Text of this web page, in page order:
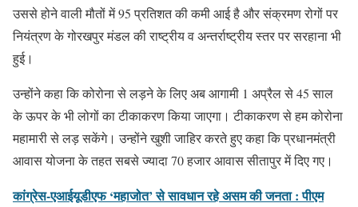
उससे होने वाली मौतों में 95 प्रतिशत की कमी आई है और संक्रमण रोगों पर
नियंत्रण के गोरखपुर मंडल की राष्‍ट्रीय व अन्‍तर्राष्‍ट्रीय स्‍तर पर सरहाना भी
हुई।
उन्‍होंने कहा कि कोरोना से लड़ने के लिए अब आगामी 1 अप्रैल से 45 साल
के ऊपर के भी लोगों का टीकाकरण किया जाएगा। टीकाकरण से हम कोरोना
महामारी से लड़ सकेंगे। उन्‍होंने खुशी जाहिर करते हुए कहा कि प्रधानमंत्री
आवास योजना के तहत सबसे ज्‍यादा 70 हजार आवास सीतापुर में दिए गए।
कांग्रेस-एआईयूडीएफ ‘महाजोत’ से सावधान रहे असम की जनता : पीएम